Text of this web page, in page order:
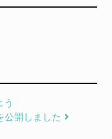
開しました